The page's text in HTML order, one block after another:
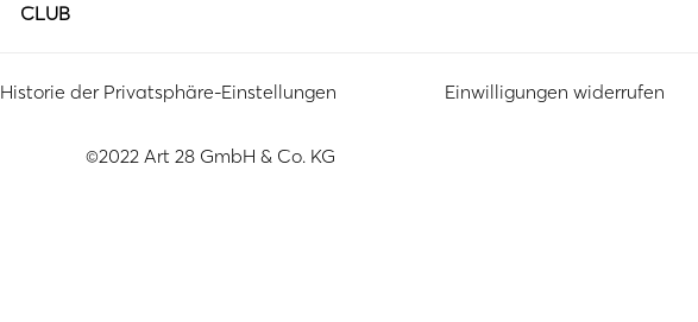
CLUB
Historie der Privatsphäre-Einstellungen Einwilligungen widerrufen
©2022 Art 28 GmbH & Co. KG